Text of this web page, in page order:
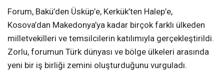
Forum, Bakü’den Üsküp’e, Kerkük’ten Halep’e,
Kosova’dan Makedonya’ya kadar birçok farklı ülkeden
milletvekilleri ve temsilcilerin katılımıyla gerçekleştirildi.
Zorlu, forumun Türk dünyası ve bölge ülkeleri arasında
yeni bir iş birliği zemini oluşturduğunu vurguladı.